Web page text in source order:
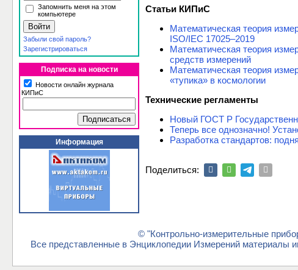
Запомнить меня на этом
компьютере
Забыли свой пароль?
Зарегистрироваться
Подписка на новости
Новости онлайн журнала
КИПиС
Информация
Статьи КИПиС
Математическая теория
ISO/IEC 17025–2019
Математическая теория
средств измерений
Математическая теория
«тупика» в космологии
Технические регламенты
Новый ГОСТ Р
Теперь все однозначно!
Разработка стандартов:
Поделиться:
© "Контрольно-измерительные
Все представленные в Энциклопедии Измерений материалы